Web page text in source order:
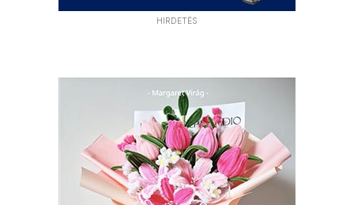
HIRDETÉS